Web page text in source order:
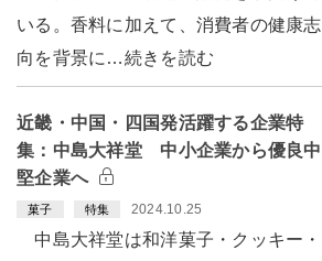
いる。香料に加えて、消費者の健康志
向を背景に…続きを読む
近畿・中国・四国発活躍する企業特
集：中島大祥堂 中小企業から優良中
堅企業へ
菓子 特集 2024.10.25
中島大祥堂は和洋菓子・クッキー・